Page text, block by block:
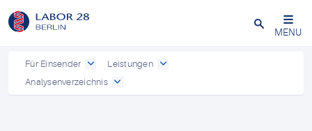
Schließen
MENU
Für Einsender
Leistungen
Analysenverzeichnis